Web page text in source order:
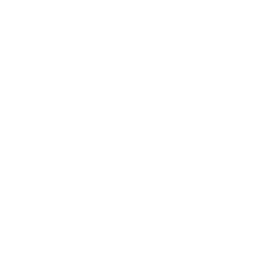
مقعد شاغر على الإفطار
رمضان.. د. عبدالخالق
اقتصادي في انتظار حلم